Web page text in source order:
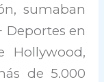
sumaban
Deportes en
Hollywood,
de 5.000